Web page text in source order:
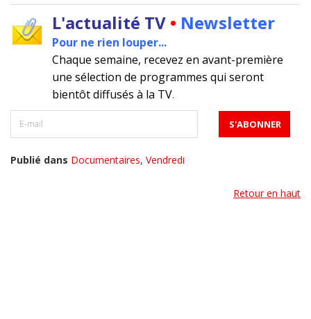
L'actualité TV • Newsletter
Pour ne rien louper...
Chaque semaine, recevez en avant-première
une sélection de programmes qui seront
bientôt diffusés à la TV.
Publié dans Documentaires, Vendredi
Retour en haut